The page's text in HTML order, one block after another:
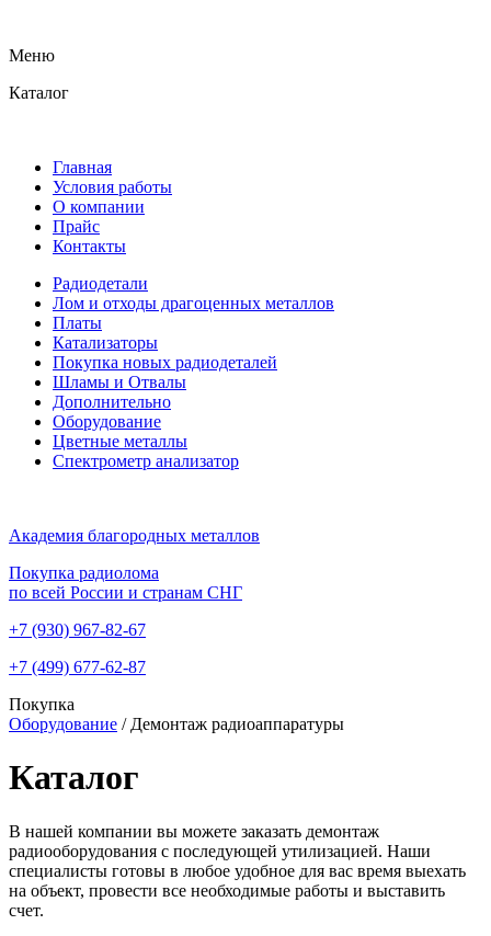
Меню
Каталог
Главная
Условия работы
О компании
Прайс
Контакты
Радиодетали
Лом и отходы драгоценных металлов
Платы
Катализаторы
Покупка новых радиодеталей
Шламы и Отвалы
Дополнительно
Оборудование
Цветные металлы
Спектрометр анализатор
Академия благородных металлов
Покупка радиолома
по всей России и странам СНГ
+7 (930) 967-82-67
+7 (499) 677-62-87
Покупка
Оборудование / Демонтаж радиоаппаратуры
Каталог
В нашей компании вы можете заказать демонтаж
радиооборудования с последующей утилизацией. Наши
специалисты готовы в любое удобное для вас время выехать
на объект, провести все необходимые работы и выставить
счет.